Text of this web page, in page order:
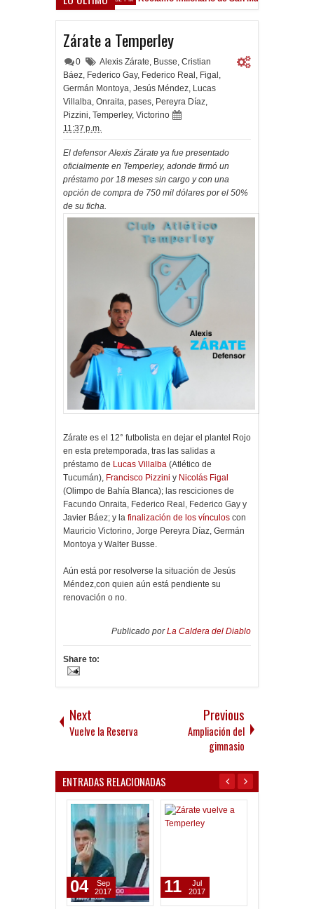
Zárate a Temperley
0 Alexis Zárate, Busse, Cristian
Báez, Federico Gay, Federico Real , Figal ,
Germán Montoya, Jesús Méndez, Lucas
Villalba, Onraita, pases, Pereyra Díaz,
Pizzini, Temperley, Victorino
11:37 p.m.
El defensor Alexis Zárate ya fue presentado
oficialmente en Temperley, adonde firmó un
préstamo por 18 meses sin cargo y con una
opción de compra de 750 mil dólares por el 50%
de su ficha.
Zárate es el 12° futbolista en dejar el plantel Rojo
en esta pretemporada, tras las salidas a
préstamo de Lucas Villalba (Atlético de
Tucumán), Francisco Pizzini y Nicolás Figal
(Olimpo de Bahía Blanca); las resciciones de
Facundo Onraita, Federico Real, Federico Gay y
Javier Báez; y la finalización de los vínculos con
Mauricio Victorino, Jorge Pereyra Díaz, Germán
Montoya y Walter Busse.
Aún está por resolverse la situación de Jesús
Méndez,con quien aún está pendiente su
renovación o no.
Publicado porLa Caldera del Diablo
Share to:
Next
Vuelve la Reserva
Previous
Ampliación del
gimnasio
ENTRADAS RELACIONADAS
04
Sep
2017
11
Jul
2017